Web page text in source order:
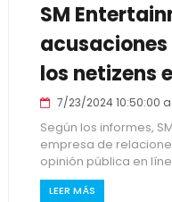
SM
los netizens
7/23/2024 10:50:00
Según los informes,
empresa de
opinión pública en
LEER MÁS